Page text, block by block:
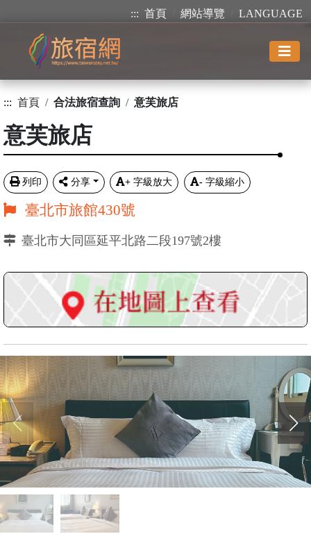
::: 首頁 網站導覽 LANGUAGE
::: 首頁 合法旅宿查詢 意芙旅店
意芙旅店
列印 分享 + 字級放大 - 字級縮小
臺北市旅館430號
臺北市大同區延平北路二段197號2樓